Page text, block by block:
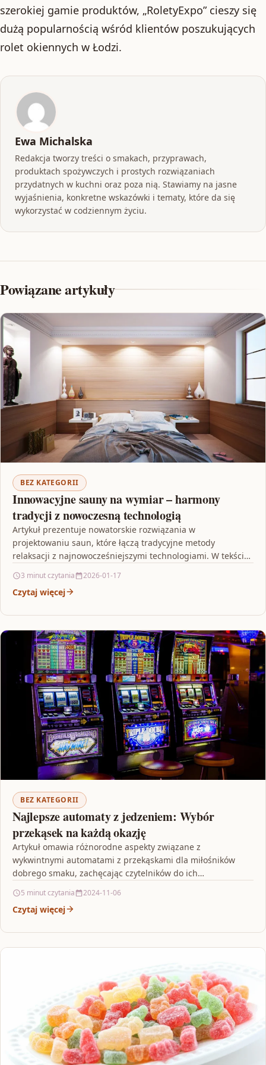
szerokiej gamie produktów, „RoletyExpo” cieszy się
dużą popularnością wśród klientów poszukujących
rolet okiennych w Łodzi.
Ewa Michalska
Redakcja tworzy treści o smakach, przyprawach,
produktach spożywczych i prostych rozwiązaniach
przydatnych w kuchni oraz poza nią. Stawiamy na jasne
wyjaśnienia, konkretne wskazówki i tematy, które da się
wykorzystać w codziennym życiu.
Powiązane artykuły
BEZ KATEGORII
Innowacyjne sauny na wymiar – harmony
tradycji z nowoczesną technologią
Artykuł prezentuje nowatorskie rozwiązania w
projektowaniu saun, które łączą tradycyjne metody
relaksacji z najnowocześniejszymi technologiami. W tekście
3 minut czytania 2026-01-17
Czytaj więcej
BEZ KATEGORII
Najlepsze automaty z jedzeniem: Wybór
przekąsek na każdą okazję
Artykuł omawia różnorodne aspekty związane z
wykwintnymi automatami z przekąskami dla miłośników
dobrego smaku, zachęcając czytelników do ich
5 minut czytania 2024-11-06
Czytaj więcej